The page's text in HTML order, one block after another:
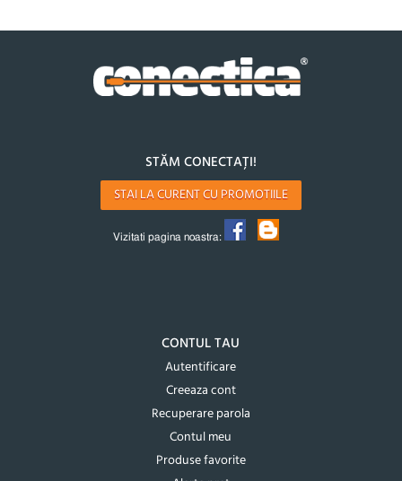
STĂM CONECTAȚI!
STAI LA CURENT CU PROMOTIILE
Vizitati pagina noastra:
CONTUL TAU
Autentificare
Creeaza cont
Recuperare parola
Contul meu
Produse favorite